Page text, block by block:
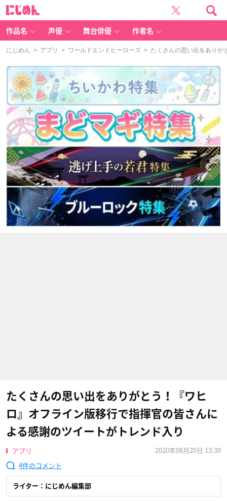
作品名 声優 舞台俳優 作者名
にじめん > アプリ > ワールドエンドヒーローズ > たくさんの思い出をありが
たくさんの思い出をありがとう！『ワヒ
ロ』オフライン版移行で指揮官の皆さんに
よる感謝のツイートがトレンド入り
アプリ
2020年08月20日 13:39
4
ライター：にじめん編集部